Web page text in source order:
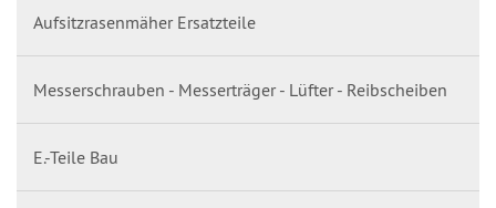
Aufsitzrasenmäher Ersatzteile
Messerschrauben - Messerträger - Lüfter - Reibscheiben
E.-Teile Bau